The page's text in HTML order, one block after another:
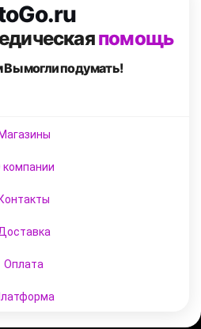
помощь
Вымогли подумать!
Магазины
компании
Контакты
Оплата